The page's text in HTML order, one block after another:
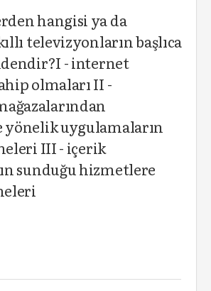
hangisi ya da
televizyonların başlıca
- internet
olmaları II -
uygulamaların
III - içerik
sunduğu hizmetlere